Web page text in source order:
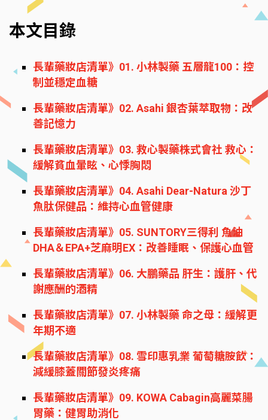
本文目錄
長輩藥妝店清單》01. 小林製藥 五層龍100：控
制並穩定血糖
長輩藥妝店清單》02. Asahi 銀杏葉萃取物：改
善記憶力
長輩藥妝店清單》03. 救心製藥株式會社 救心：
緩解貧血暈眩、心悸胸悶
長輩藥妝店清單》04. Asahi Dear-Natura 沙丁
魚肽保健品：維持心血管健康
長輩藥妝店清單》05. SUNTORY三得利 魚油
DHA＆EPA+芝麻明EX：改善睡眠、保護心血管
長輩藥妝店清單》06. 大鵬藥品 肝生：護肝、代
謝應酬的酒精
長輩藥妝店清單》07. 小林製藥 命之母：緩解更
年期不適
長輩藥妝店清單》08. 雪印惠乳業 葡萄糖胺飲：
減緩膝蓋關節發炎疼痛
長輩藥妝店清單》09. KOWA Cabagin高麗菜腸
胃藥：健胃助消化